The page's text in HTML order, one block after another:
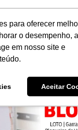
para oferecer
o desempenho,
em nosso site e
Aceitar